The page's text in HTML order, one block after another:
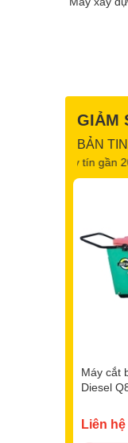
GIẢM
BẢN
Uy tín gần 20 năm xây
Máy cắt
Diesel
Liên hệ